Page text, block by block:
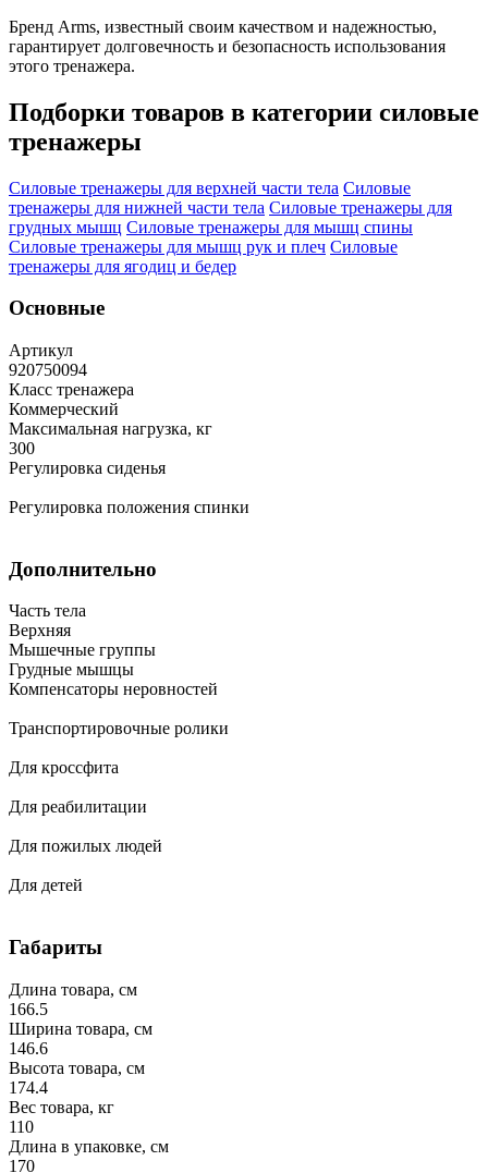
Бренд Arms, известный своим качеством и надежностью,
гарантирует долговечность и безопасность использования
этого тренажера.
Подборки товаров в категории силовые
тренажеры
Силовые тренажеры для верхней части тела Силовые
тренажеры для нижней части тела Силовые тренажеры для
грудных мышц Силовые тренажеры для мышц спины
Силовые тренажеры для мышц рук и плеч Силовые
тренажеры для ягодиц и бедер
Основные
Артикул
920750094
Класс тренажера
Коммерческий
Максимальная нагрузка, кг
300
Регулировка сиденья
Регулировка положения спинки
Дополнительно
Часть тела
Верхняя
Мышечные группы
Грудные мышцы
Компенсаторы неровностей
Транспортировочные ролики
Для кроссфита
Для реабилитации
Для пожилых людей
Для детей
Габариты
Длина товара, см
166.5
Ширина товара, см
146.6
Высота товара, см
174.4
Вес товара, кг
110
Длина в упаковке, см
170